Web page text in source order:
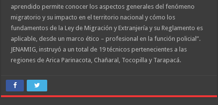
aprendido permite conocer los aspectos generales del fenómeno
migratorio y su impacto en el territorio nacional y cómo los
fundamentos de la Ley de Migración y Extranjería y su Reglamento es
aplicable, desde un marco ético – profesional en la función policial”.
JENAMIG, instruyó a un total de 19 técnicos pertenecientes a las
regiones de Arica Parinacota, Chañaral, Tocopilla y Tarapacá.